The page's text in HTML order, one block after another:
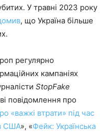
У травні 2023 року
, що Україна більше
регулярно
кампаніях
StopFake
повідомлення про
«важкі втрати» під час
США», «Фейк: Українська